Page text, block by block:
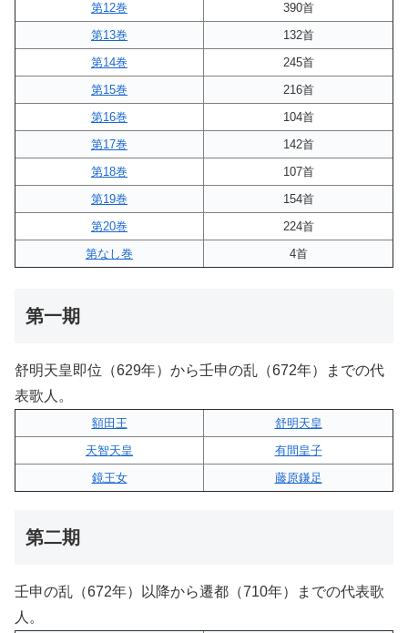
第12巻
390首
第13巻
132首
第14巻
245首
第15巻
216首
第16巻
104首
第17巻
142首
第18巻
107首
第19巻
154首
第20巻
224首
第なし巻
4首
第一期
舒明天皇即位（629年）から壬申の乱（672年）までの代
表歌人。
額田王
舒明天皇
天智天皇
有間皇子
鏡王女
藤原鎌足
第二期
壬申の乱（672年）以降から遷都（710年）までの代表歌
人。